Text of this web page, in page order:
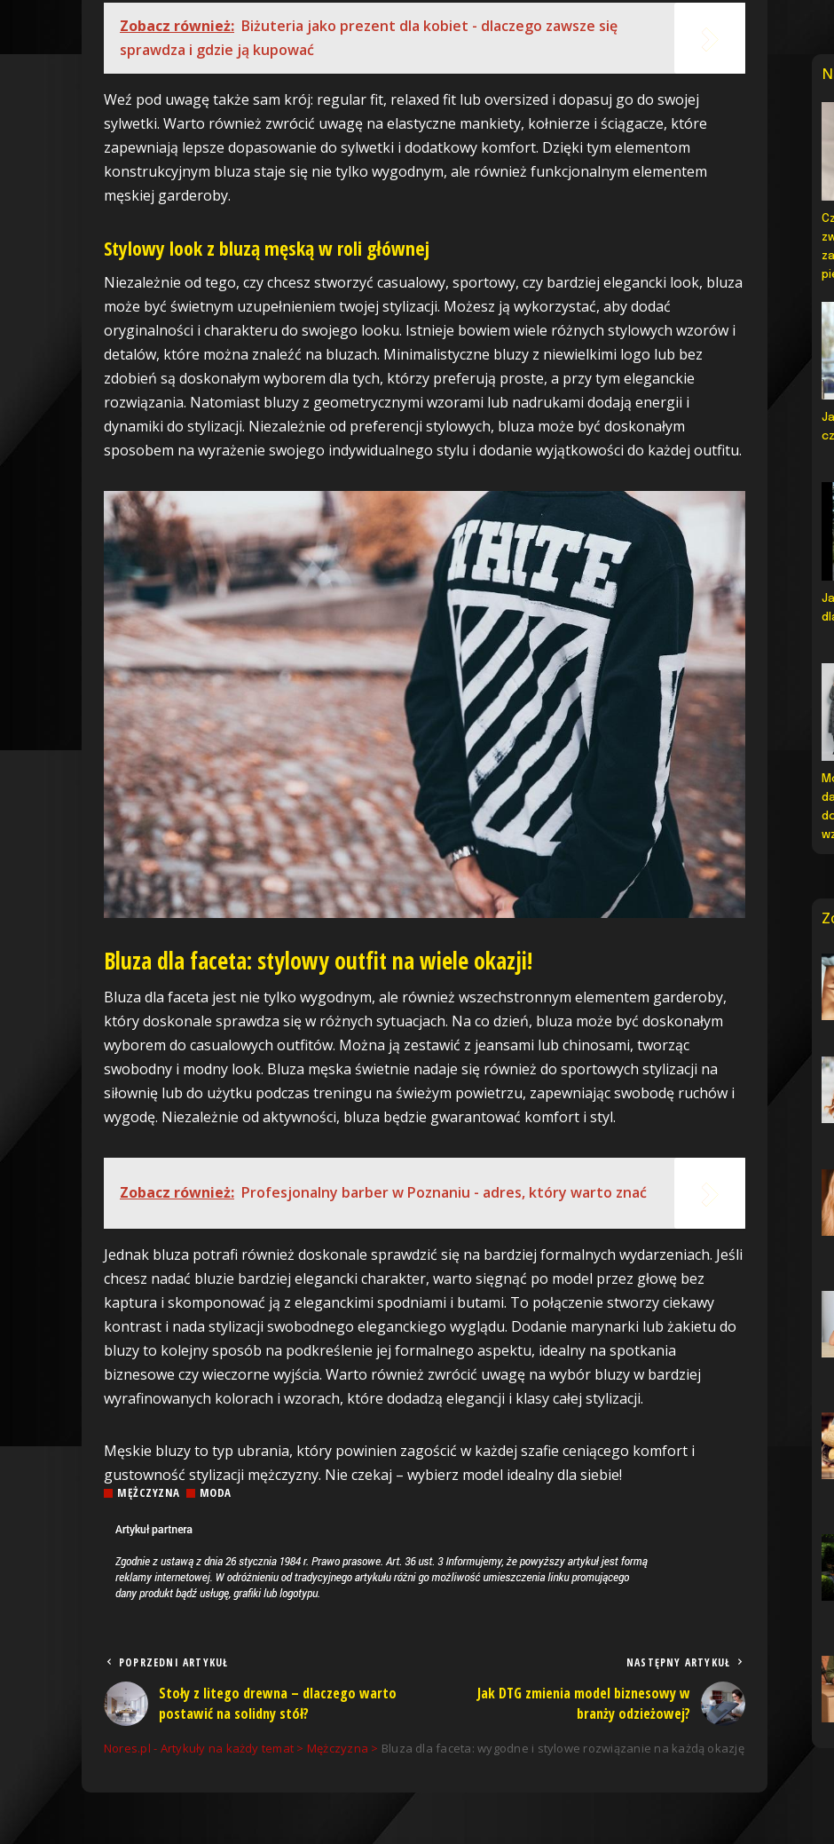
Zobacz również: Biżuteria jako prezent dla kobiet - dlaczego zawsze się
sprawdza i gdzie ją kupować
Weź pod uwagę także sam krój: regular fit, relaxed fit lub oversized i dopasuj go do swojej
sylwetki. Warto również zwrócić uwagę na elastyczne mankiety, kołnierze i ściągacze, które
zapewniają lepsze dopasowanie do sylwetki i dodatkowy komfort. Dzięki tym elementom
konstrukcyjnym bluza staje się nie tylko wygodnym, ale również funkcjonalnym elementem
męskiej garderoby.
Stylowy look z bluzą męską w roli głównej
Niezależnie od tego, czy chcesz stworzyć casualowy, sportowy, czy bardziej elegancki look, bluza
może być świetnym uzupełnieniem twojej stylizacji. Możesz ją wykorzystać, aby dodać
oryginalności i charakteru do swojego looku. Istnieje bowiem wiele różnych stylowych wzorów i
detalów, które można znaleźć na bluzach. Minimalistyczne bluzy z niewielkimi logo lub bez
zdobień są doskonałym wyborem dla tych, którzy preferują proste, a przy tym eleganckie
rozwiązania. Natomiast bluzy z geometrycznymi wzorami lub nadrukami dodają energii i
dynamiki do stylizacji. Niezależnie od preferencji stylowych, bluza może być doskonałym
sposobem na wyrażenie swojego indywidualnego stylu i dodanie wyjątkowości do każdej outfitu.
Bluza dla faceta: stylowy outfit na wiele okazji!
Bluza dla faceta jest nie tylko wygodnym, ale również wszechstronnym elementem garderoby,
który doskonale sprawdza się w różnych sytuacjach. Na co dzień, bluza może być doskonałym
wyborem do casualowych outfitów. Można ją zestawić z jeansami lub chinosami, tworząc
swobodny i modny look. Bluza męska świetnie nadaje się również do sportowych stylizacji na
siłownię lub do użytku podczas treningu na świeżym powietrzu, zapewniając swobodę ruchów i
wygodę. Niezależnie od aktywności, bluza będzie gwarantować komfort i styl.
Zobacz również: Profesjonalny barber w Poznaniu - adres, który warto znać
Jednak bluza potrafi również doskonale sprawdzić się na bardziej formalnych wydarzeniach. Jeśli
chcesz nadać bluzie bardziej elegancki charakter, warto sięgnąć po model przez głowę bez
kaptura i skomponować ją z eleganckimi spodniami i butami. To połączenie stworzy ciekawy
kontrast i nada stylizacji swobodnego eleganckiego wyglądu. Dodanie marynarki lub żakietu do
bluzy to kolejny sposób na podkreślenie jej formalnego aspektu, idealny na spotkania
biznesowe czy wieczorne wyjścia. Warto również zwrócić uwagę na wybór bluzy w bardziej
wyrafinowanych kolorach i wzorach, które dodadzą elegancji i klasy całej stylizacji.
Męskie bluzy to typ ubrania, który powinien zagościć w każdej szafie ceniącego komfort i
gustowność stylizacji mężczyzny. Nie czekaj – wybierz model idealny dla siebie!
MĘŻCZYZNA MODA
POPRZEDNI ARTYKUŁ
Stoły z litego drewna – dlaczego warto
postawić na solidny stół?
NASTĘPNY ARTYKUŁ
Jak DTG zmienia model biznesowy w
branży odzieżowej?
Nores.pl - Artykuły na każdy temat > Mężczyzna > Bluza dla faceta: wygodne i stylowe rozwiązanie na każdą okazję